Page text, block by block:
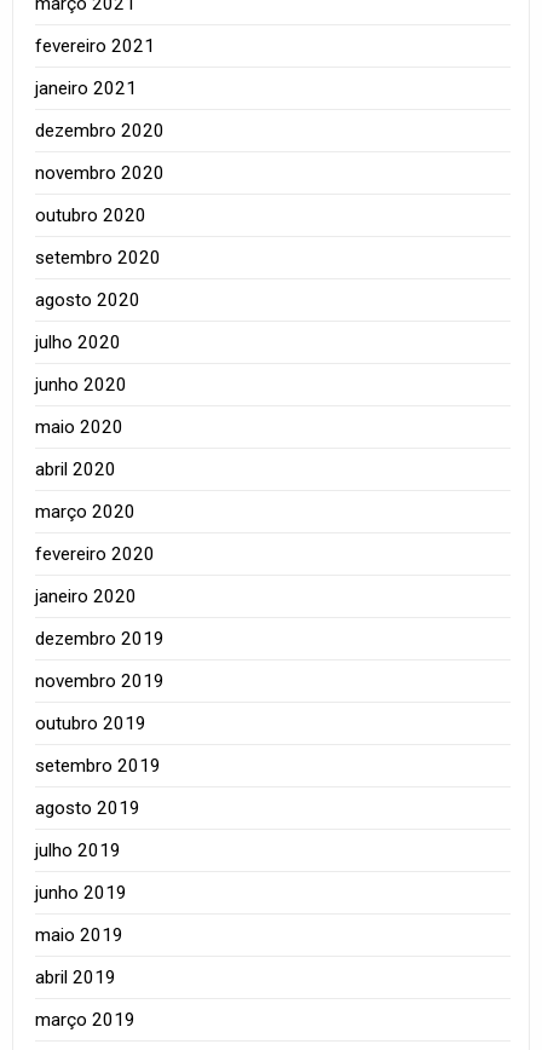
fevereiro 2021
janeiro 2021
dezembro 2020
novembro 2020
outubro 2020
setembro 2020
agosto 2020
julho 2020
junho 2020
maio 2020
abril 2020
março 2020
fevereiro 2020
janeiro 2020
dezembro 2019
novembro 2019
outubro 2019
setembro 2019
agosto 2019
julho 2019
junho 2019
maio 2019
abril 2019
março 2019